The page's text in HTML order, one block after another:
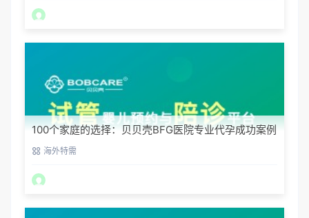
100个家庭的选择：贝贝壳BFG医院专业代孕成功案例
分享海外特需